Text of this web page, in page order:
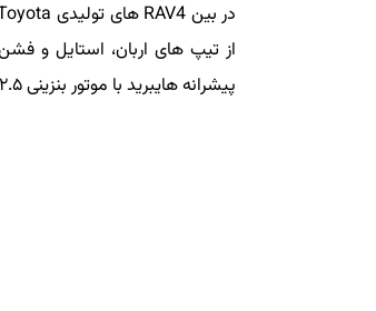
از تیپ های اربان، استایل و
پیشرانه هایبرید با موتور بنزینی ۲.۵ لیتری است.